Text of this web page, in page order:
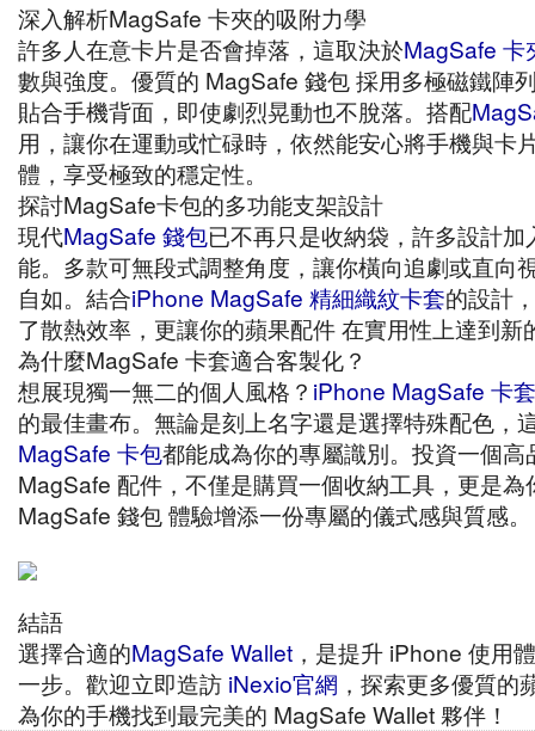
深入解析MagSafe 卡夾的吸附力學
許多人在意卡片是否會掉落，這取決於MagSafe 卡
數與強度。優質的 MagSafe 錢包 採用多極磁鐵陣
貼合手機背面，即使劇烈晃動也不脫落。搭配
用，讓你在運動或忙碌時，依然能安心將手機與卡
體，享受極致的穩定性。
探討MagSafe卡包的多功能支架設計
現代MagSafe 錢包已不再只是收納袋，許多設計加
能。多款可無段式調整角度，讓你橫向追劇或直向
自如。結合iPhone MagSafe 精細織紋卡套的設計
了散熱效率，更讓你的蘋果配件 在實用性上達到新
為什麼MagSafe 卡套適合客製化？
想展現獨一無二的個人風格？ iPhone MagSafe 卡套
的最佳畫布。無論是刻上名字還是選擇特殊配色，
MagSafe 卡包都能成為你的專屬識別。投資一個高
MagSafe 配件，不僅是購買一個收納工具，更是為
MagSafe 錢包 體驗增添一份專屬的儀式感與質感。
結語
選擇合適的MagSafe Wallet ，是提升 iPhone 使用
一步。歡迎立即造訪 iNexio官網 ，探索更多優質的
為你的手機找到最完美的 MagSafe Wallet 夥伴！